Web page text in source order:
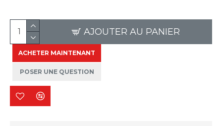
AJOUTER AU PANIER
ACHETER MAINTENANT
POSER UNE QUESTION